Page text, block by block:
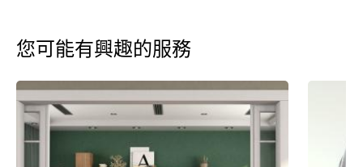
您可能有興趣的服務